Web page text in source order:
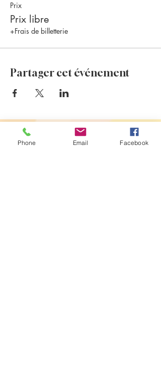
Prix
Prix libre
+Frais de billetterie
Partager cet événement
Evénements à venir
Phone Email Facebook